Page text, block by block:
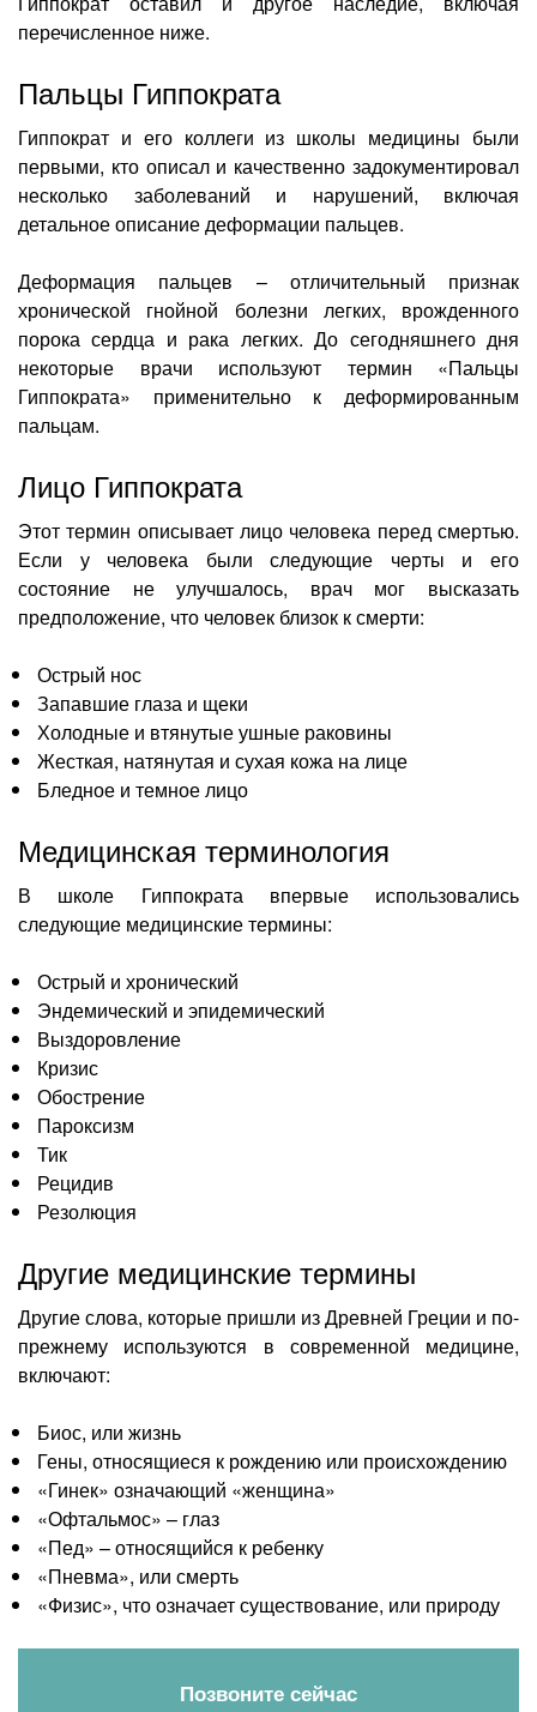
перечисленное ниже.
Пальцы Гиппократа
Гиппократ и его коллеги из школы медицины были
первыми, кто описал и качественно задокументировал
несколько заболеваний и нарушений, включая
детальное описание деформации пальцев.
Деформация пальцев – отличительный признак
хронической гнойной болезни легких, врожденного
порока сердца и рака легких. До сегодняшнего дня
некоторые врачи используют термин «Пальцы
Гиппократа» применительно к деформированным
пальцам.
Лицо Гиппократа
Этот термин описывает лицо человека перед смертью.
Если у человека были следующие черты и его
состояние не улучшалось, врач мог высказать
предположение, что человек близок к смерти:
Острый нос
Запавшие глаза и щеки
Холодные и втянутые ушные раковины
Жесткая, натянутая и сухая кожа на лице
Бледное и темное лицо
Медицинская терминология
В школе Гиппократа впервые использовались
следующие медицинские термины:
Острый и хронический
Эндемический и эпидемический
Выздоровление
Кризис
Обострение
Пароксизм
Тик
Рецидив
Резолюция
Другие медицинские термины
Другие слова, которые пришли из Древней Греции и по-
прежнему используются в современной медицине,
включают:
Биос, или жизнь
Гены, относящиеся к рождению или происхождению
«Гинек» означающий «женщина»
«Офтальмос» – глаз
«Пед» – относящийся к ребенку
«Пневма», или смерть
«Физис», что означает существование, или природу
Позвоните сейчас